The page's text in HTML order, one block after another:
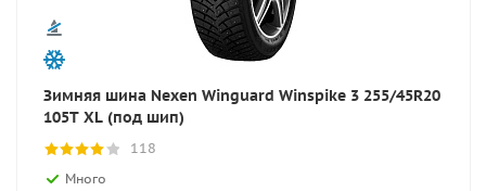
Зимняя шина Nexen Winguard Winspike 3 255/45R20
105T XL (под шип)
118
Много